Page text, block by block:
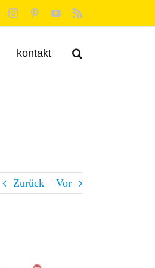
FacebookInstagramPinterestYouTube
kontakt
Zurück Vor